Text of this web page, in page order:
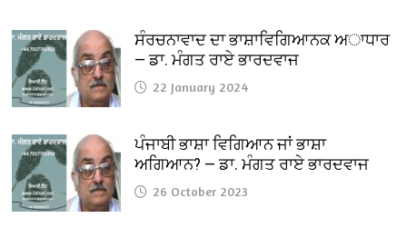
ਸੰਰਚਨਾਵਾਦ ਦਾ ਭਾਸ਼ਾਵਿਗਿਆਨਕ ਅਾਧਾਰ
— ਡਾ. ਮੰਗਤ ਰਾਏ ਭਾਰਦਵਾਜ
22 January 2024
ਪੰਜਾਬੀ ਭਾਸ਼ਾ ਵਿਗਿਆਨ ਜਾਂ ਭਾਸ਼ਾ
ਅਗਿਆਨ? — ਡਾ. ਮੰਗਤ ਰਾਏ ਭਾਰਦਵਾਜ
26 October 2023